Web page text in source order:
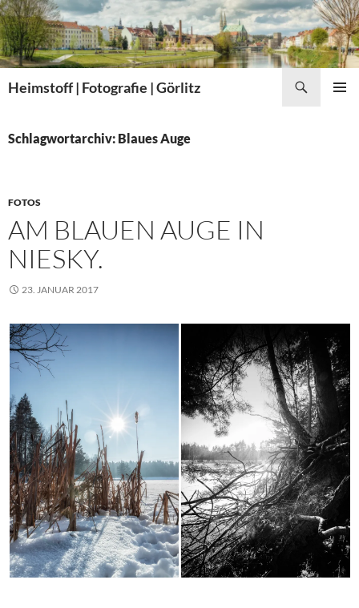
Zum
Inhalt
springen
Heimstoff | Fotografie | Görlitz
Schlagwortarchiv: Blaues Auge
FOTOS
AM BLAUEN AUGE IN
NIESKY.
23. JANUAR 2017